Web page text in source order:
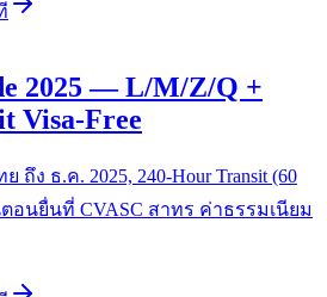
2025 — L/M/Z/Q +
Visa-Free
ถึง ธ.ค. 2025, 240-Hour Transit (60
อนยื่นที่ CVASC สาทร ค่าธรรมเนียม